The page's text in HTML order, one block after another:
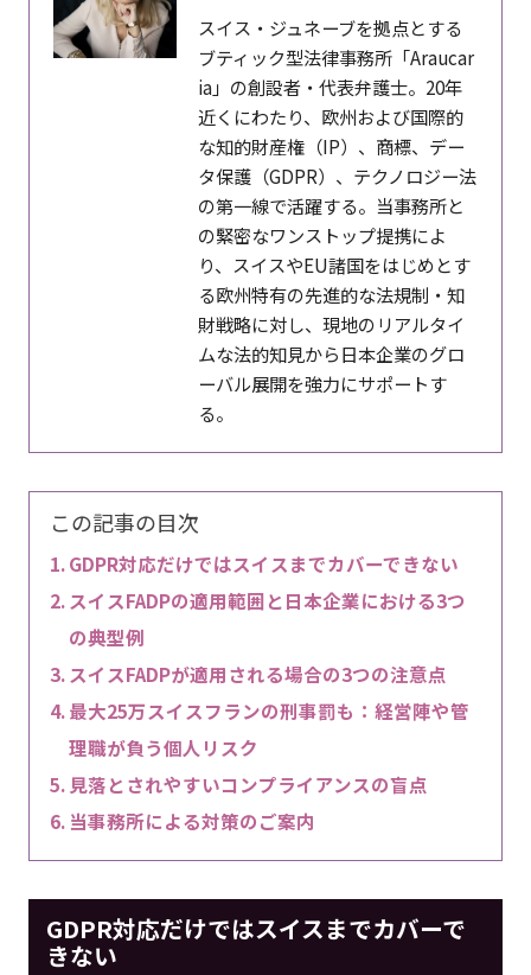
スイス・ジュネーブを拠点とする
ブティック型法律事務所「Araucar
ia」の創設者・代表弁護士。20年
近くにわたり、欧州および国際的
な知的財産権（IP）、商標、デー
タ保護（GDPR）、テクノロジー法
の第一線で活躍する。当事務所と
の緊密なワンストップ提携によ
り、スイスやEU諸国をはじめとす
る欧州特有の先進的な法規制・知
財戦略に対し、現地のリアルタイ
ムな法的知見から日本企業のグロ
ーバル展開を強力にサポートす
る。
この記事の目次
GDPR対応だけではスイスまでカバーできない
スイスFADPの適用範囲と日本企業における3つ
の典型例
スイスFADPが適用される場合の3つの注意点
最大25万スイスフランの刑事罰も：経営陣や管
理職が負う個人リスク
見落とされやすいコンプライアンスの盲点
当事務所による対策のご案内
GDPR対応だけではスイスまでカバーで
きない